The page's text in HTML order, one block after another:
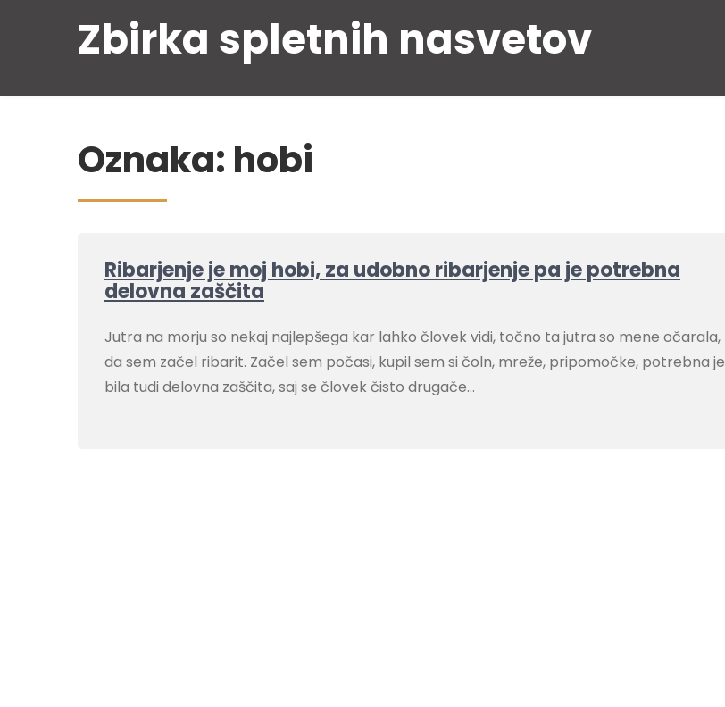
Zbirka spletnih nasvetov
Oznaka: hobi
Ribarjenje je moj hobi, za udobno ribarjenje pa je potrebna
delovna zaščita
Jutra na morju so nekaj najlepšega kar lahko človek vidi, točno ta jutra so mene očarala,
da sem začel ribarit. Začel sem počasi, kupil sem si čoln, mreže, pripomočke, potrebna je
bila tudi delovna zaščita, saj se človek čisto drugače…